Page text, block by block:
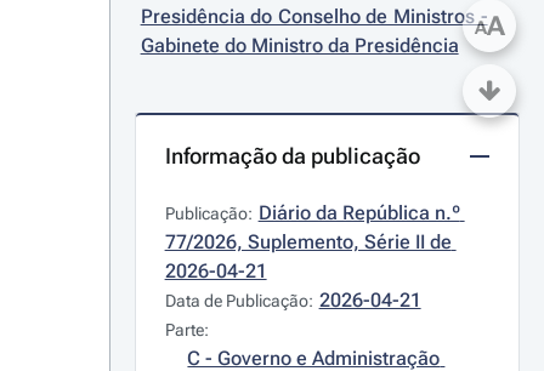
Presidência do Conselho de Ministros -
Gabinete do Ministro da Presidência
Informação da publicação
Publicação: Diário da República n.º
77/2026, Suplemento, Série II de
2026-04-21
Data de Publicação: 2026-04-21
Parte:
C - Governo e Administração
AA